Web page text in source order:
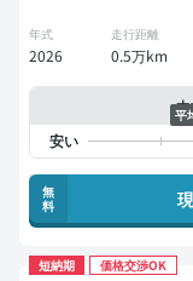
年式
2026
走行距離
0.5万km
平
無
料
短納期 価格交渉OK